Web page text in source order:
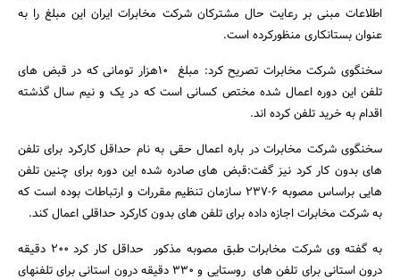
اطلاعات مبنی بر رعایت حال مشترکان شرکت مخابرات ایران این مبلغ را به
عنوان بستانکاری منظورکرده است.
سخنگوی شرکت مخابرات تصریح کرد: مبلغ 10هزار تومانی که در قبض های
تلفن این دوره اعمال شده مختص کسانی است که در یک و نیم سال گذشته
اقدام به خرید تلفن کرده اند.
سخنگوی شرکت مخابرات در باره اعمال حقی به نام حداقل کارکرد برای تلفن
های بدون کار کرد نیز گفت:قبض های صادره شده این دوره برای چنین تلفن
هایی براساس مصوبه 6-237 سازمان تنظیم مقررات و ارتباطات بوده است که
به شرکت مخابرات اجازه داده برای تلفن های بدون کارکرد حداقلی اعمال کند.
به گفته وی شرکت مخابرات طبق مصوبه مذکور حداقل کار کرد 200 دقیقه
درون استانی برای تلفن های روستایی و 330 دقیقه درون استانی برای تلفنهای